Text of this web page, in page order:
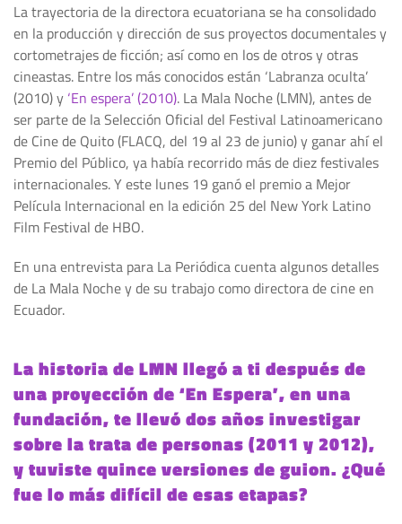
La trayectoria de la directora ecuatoriana se ha consolidado
en la producción y dirección de sus proyectos documentales y
cortometrajes de ficción; así como en los de otros y otras
cineastas. Entre los más conocidos están ‘Labranza oculta’
(2010) y ‘En espera’ (2010). La Mala Noche (LMN), antes de
ser parte de la Selección Oficial del Festival Latinoamericano
de Cine de Quito (FLACQ, del 19 al 23 de junio) y ganar ahí el
Premio del Público, ya había recorrido más de diez festivales
internacionales. Y este lunes 19 ganó el premio a Mejor
Película Internacional en la edición 25 del New York Latino
Film Festival de HBO.
En una entrevista para La Periódica cuenta algunos detalles
de La Mala Noche y de su trabajo como directora de cine en
Ecuador.
La historia de LMN llegó a ti después de
una proyección de ‘En Espera’, en una
fundación, te llevó dos años investigar
sobre la trata de personas (2011 y 2012),
y tuviste quince versiones de guion. ¿Qué
fue lo más difícil de esas etapas?